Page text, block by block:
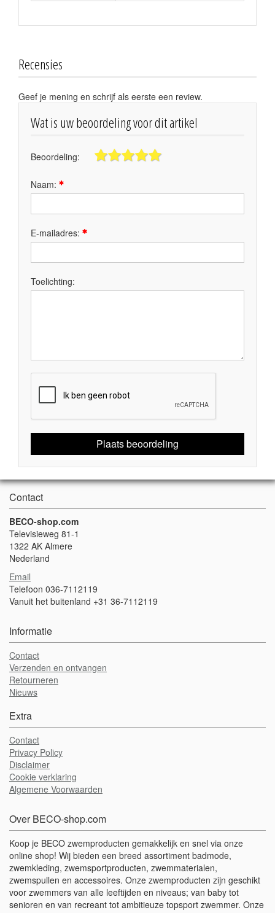
Recensies
Geef je mening en schrijf als eerste een review.
Wat is uw beoordeling voor dit artikel
Beoordeling:
Naam:
E-mailadres:
Toelichting:
Plaats beoordeling
Contact
BECO-shop.com
Televisieweg 81-1
1322 AK Almere
Nederland
Email
Telefoon 036-7112119
Vanuit het buitenland +31 36-7112119
Informatie
Contact
Verzenden en ontvangen
Retourneren
Nieuws
Extra
Contact
Privacy Policy
Disclaimer
Cookie verklaring
Algemene Voorwaarden
Over BECO-shop.com
Koop je BECO zwemproducten gemakkelijk en snel via onze
online shop! Wij bieden een breed assortiment badmode,
zwemkleding, zwemsportproducten, zwemmaterialen,
zwemspullen en accessoires. Onze zwemproducten zijn geschikt
voor zwemmers van alle leeftijden en niveaus; van baby tot
senioren en van recreant tot ambitieuze topsport zwemmer. Onze